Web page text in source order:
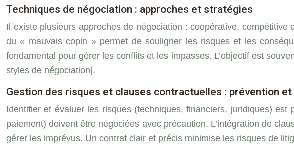
Techniques de négociation : approches et stratégies
Il existe plusieurs approches de négociation : coopérative,
du « mauvais copin » permet de souligner les risques et les
fondamental pour gérer les conflits et les impasses. L’objectif est
styles de négociation].
Gestion des risques et clauses contractuelles : prévention
Identifier et évaluer les risques (techniques, financiers, juridiques)
paiement) doivent être négociées avec précaution. L’intégration de
gérer les imprévus. Un contrat clair et précis minimise les risques de